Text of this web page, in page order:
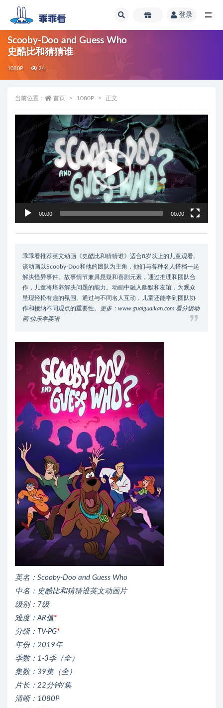
登录
Scooby-Doo and Guess Who
史酷比和猜猜谁
1080P 24
当前位置： 首页 1080P 正文
频
放
00:00 00:00
乖乖看推荐英文动画《史酷比和猜猜谁》适合8岁以上的儿童观看。
该动画以Scooby-Doo和他的团队为主角，他们与各种名人搭档一起
解决怪异事件。故事情节兼具悬疑和喜剧元素，通过推理和团队合
作，儿童将培养解决问题的能力。动画中融入幽默和友谊，为观众
呈现轻松有趣的氛围。通过与不同名人互动，儿童还能学到团队协
作和接纳不同观点的重要性。
更多：www.guaiguaikan.com 看分级动
画 快乐学英语
英名：Scooby-Doo and Guess Who
中名：史酷比和猜猜谁英文动画片
级别：7级
难度：AR值*
分级：TV-PG*
年份：2019年
季数：1-3季（全）
集数：39集（全）
片长：22分钟/集
清晰：1080P